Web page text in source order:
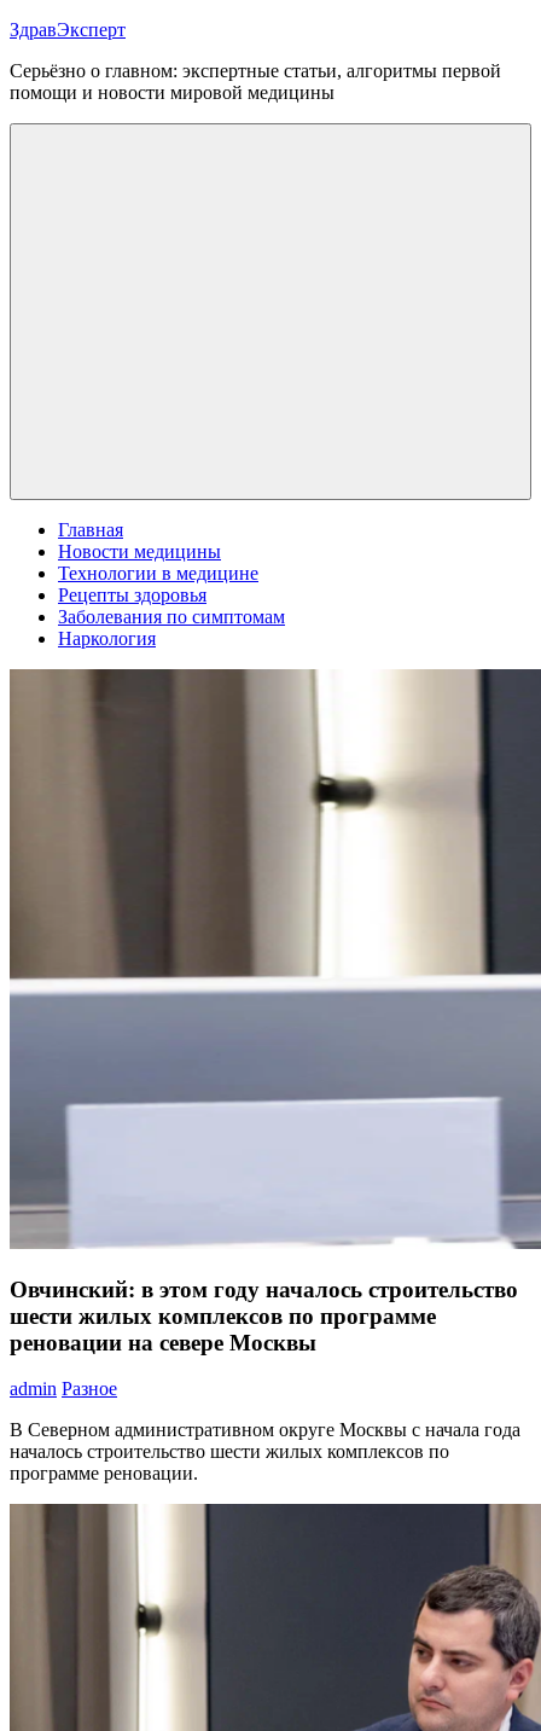
Перейти
содержимому
ЗдравЭксперт
Серьёзно о главном: экспертные статьи, алгоритмы первой
помощи и новости мировой медицины
Главная
Новости медицины
Технологии в медицине
Рецепты здоровья
Заболевания по симптомам
Наркология
Овчинский: в этом году началось строительство
шести жилых комплексов по программе
реновации на севере Москвы
admin Разное
В Северном административном округе Москвы с начала года
началось строительство шести жилых комплексов по
программе реновации.